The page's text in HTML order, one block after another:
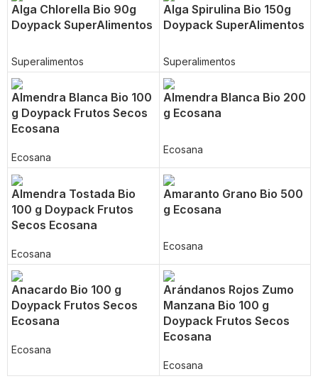
Alga Chlorella Bio 90g
Doypack SuperAlimentos
Superalimentos
Alga Spirulina Bio 150g
Doypack SuperAlimentos
Superalimentos
Almendra Blanca Bio 100
g Doypack Frutos Secos
Ecosana
Ecosana
Almendra Blanca Bio 200
g Ecosana
Ecosana
Almendra Tostada Bio
100 g Doypack Frutos
Secos Ecosana
Ecosana
Amaranto Grano Bio 500
g Ecosana
Ecosana
Anacardo Bio 100 g
Doypack Frutos Secos
Ecosana
Ecosana
Arándanos Rojos Zumo
Manzana Bio 100 g
Doypack Frutos Secos
Ecosana
Ecosana